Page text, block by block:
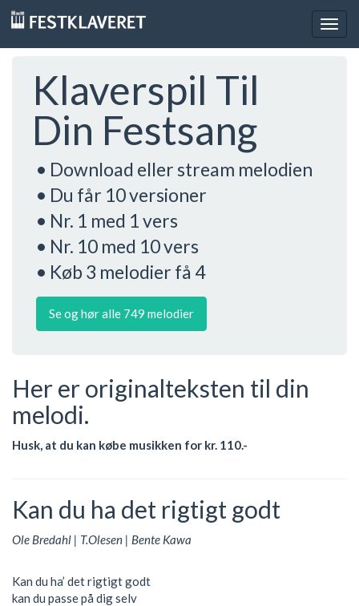
Klaverspil Til
Din Festsang
• Download eller stream melodien
• Du får 10 versioner
• Nr. 1 med 1 vers
• Nr. 10 med 10 vers
• Køb 3 melodier få 4
Se og hør alle 749 melodier
Her er originalteksten til din
melodi.
Husk, at du kan købe musikken for kr. 110.-
Kan du ha det rigtigt godt
Ole Bredahl | T.Olesen | Bente Kawa
Kan du ha’ det rigtigt godt
kan du passe på dig selv